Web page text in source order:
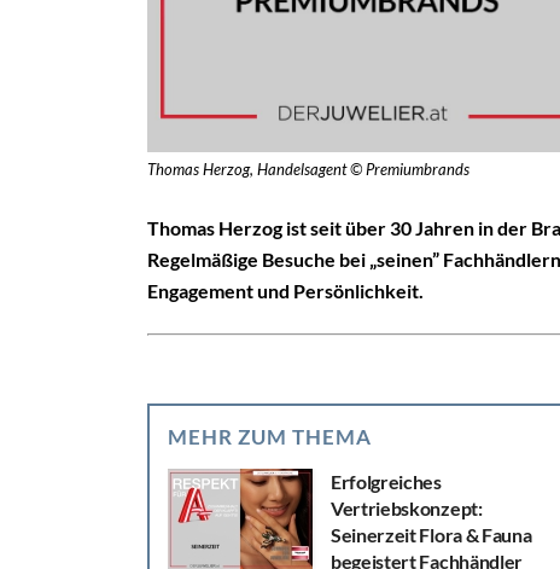
Thomas Herzog, Handelsagent © Premiumbrands
Thomas Herzog ist seit über 30 Jahren in der
Regelmäßige Besuche bei „seinen”
Engagement und Persönlichkeit.